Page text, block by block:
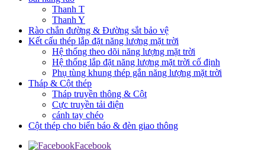
Thanh T
Thanh Y
Rào chắn đường & Đường sắt bảo vệ
Kết cấu thép lắp đặt năng lượng mặt trời
Hệ thống theo dõi năng lượng mặt trời
Hệ thống lắp đặt năng lượng mặt trời cố định
Phụ tùng khung thép gắn năng lượng mặt trời
Tháp & Cột thép
Tháp truyền thông & Cột
Cực truyền tải điện
cánh tay chéo
Cột thép cho biển báo & đèn giao thông
Facebook